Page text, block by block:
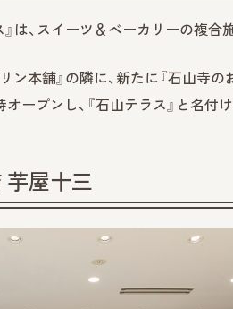
は、スイーツ＆ベーカリーの複合施
本舗』の隣に、新たに『石山寺の
ープンし、『石山テラス』と名付
屋十三